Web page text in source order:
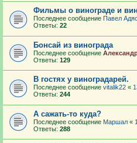
Фильмы о винограде и
Последнее сообщение Павел
Ответы: 22
Бонсай из винограда
Последнее сообщение
Ответы: 129
В гостях у виноградарей.
Последнее сообщение vitalik22 «
Ответы: 244
А сажать-то куда?
Последнее сообщение Маршал «
Ответы: 288